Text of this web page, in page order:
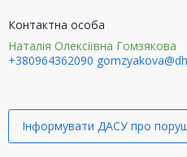
Контактна особа
Наталія Олексіївна Гомзякова
+380964362090
Інформувати ДАСУ про